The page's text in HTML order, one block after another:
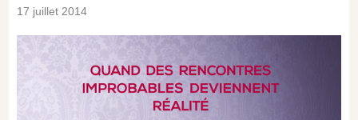
17 juillet 2014